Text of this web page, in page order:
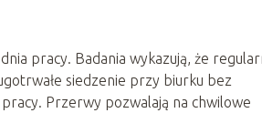
pracy. Badania wykazują, że
siedzenie przy biurku bez
Przerwy pozwalają na chwilowe